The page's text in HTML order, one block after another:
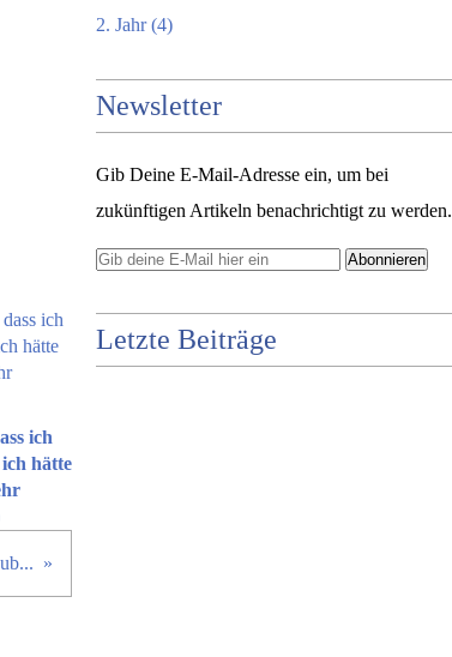
ich
hätte
2. Jahr(4)
Newsletter
Gib Deine E-Mail-Adresse ein, um bei
zukünftigen Artikeln benachrichtigt zu werden.
Letzte Beiträge